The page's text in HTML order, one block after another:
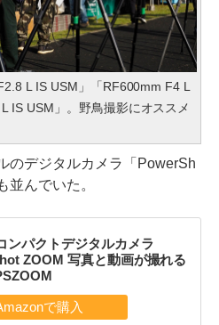
L IS USM」「RF600mm F4 L
IS USM」。野鳥撮影にオススメ
のデジタルカメラ「PowerSh
並んでいた。
ンパクトデジタルカメラ
ZOOM 写真と動画が撮れる